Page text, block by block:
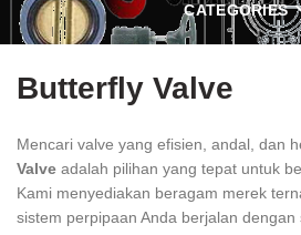
CATEGORIES
Butterfly Valve
Mencari valve yang efisien, andal, dan
Valve adalah pilihan yang tepat untuk
Kami menyediakan beragam merek
sistem perpipaan Anda berjalan dengan